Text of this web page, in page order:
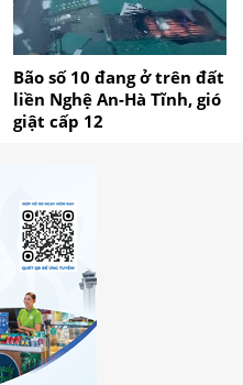
Bão số 10 đang ở trên đất
liền Nghệ An-Hà Tĩnh, gió
giật cấp 12